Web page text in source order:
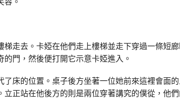
走去。卡婭在他們走上樓梯並走下穿過一條短
門，然後便打開它示意卡婭進入。
床的位置。桌子後方坐著一位她前來這裡會面
正站在他後方的則是兩位穿著講究的僕從，他